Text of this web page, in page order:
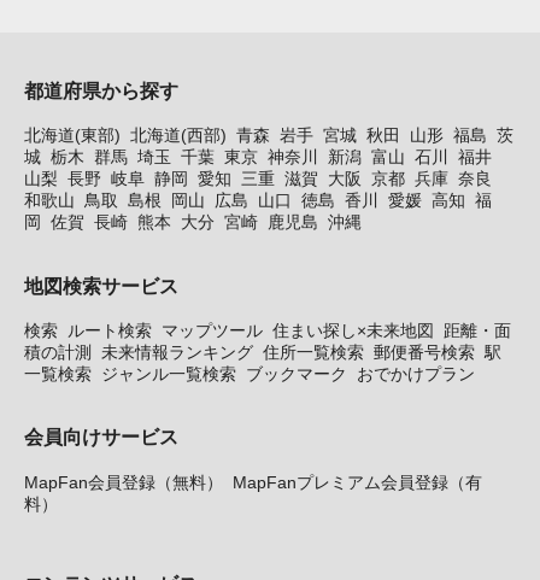
都道府県から探す
北海道(東部) 北海道(西部) 青森 岩手 宮城 秋田 山形 福島 茨
城 栃木 群馬 埼玉 千葉 東京 神奈川 新潟 富山 石川
福井
山梨 長野 岐阜 静岡 愛知 三重 滋賀 大阪 京都 兵庫 奈良
和歌山 鳥取 島根 岡山 広島 山口 徳島 香川 愛媛 高知 福
岡
佐賀 長崎 熊本 大分 宮崎 鹿児島 沖縄
地図検索サービス
検索 ルート検索 マップツール 住まい探し×未来地図
距離・面
積の計測
未来情報ランキング 住所一覧検索 郵便番号検索 駅
一覧検索 ジャンル一覧検索 ブックマーク おでかけプラン
会員向けサービス
MapFan会員登録（無料）
MapFanプレミアム会員登録（有
料）